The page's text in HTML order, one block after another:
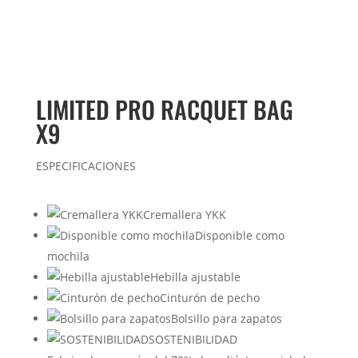
LIMITED PRO RACQUET BAG
X9
ESPECIFICACIONES
Cremallera YKK
Disponible como
mochila
Hebilla ajustable
Cinturón de pecho
Bolsillo para zapatos
SOSTENIBILIDAD